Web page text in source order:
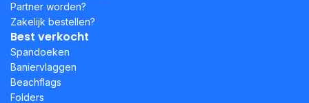
Partner worden?
Zakelijk bestellen?
Best verkocht
Spandoeken
Baniervlaggen
Beachflags
Folders